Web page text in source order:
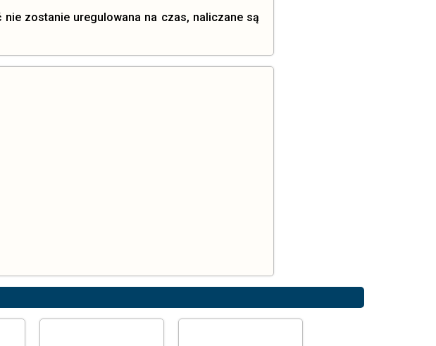
nie zostanie uregulowana na czas, naliczane są